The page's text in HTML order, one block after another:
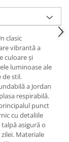
clasic
vibrantă a
culoare și
luminoase ale
de stil.
a Jordan
respirabilă.
punct
cu detaliile
asigură o
Materiale